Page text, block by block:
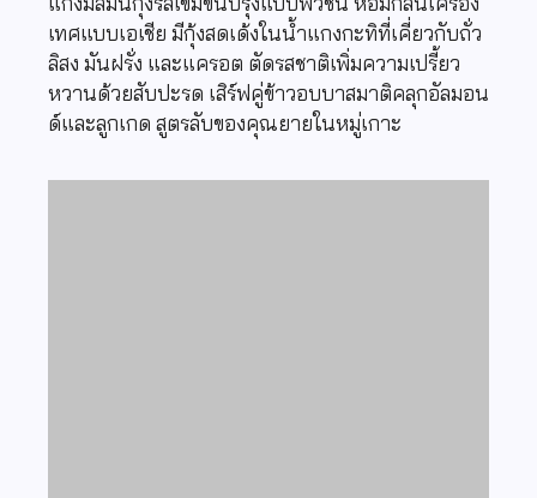
เทศแบบเอเชีย มีกุ้งสดเด้งในน้ำแกงกะทิที่เคี่ยวกับถั่ว
ลิสง มันฝรั่ง และแครอต ตัดรสชาติเพิ่มความเปรี้ยว
หวานด้วยสับปะรด เสิร์ฟคู่ข้าวอบบาสมาติคลุกอัลมอน
ด์และลูกเกด สูตรลับของคุณยายในหมู่เกาะ